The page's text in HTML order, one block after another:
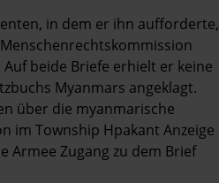
in dem er ihn aufforderte,
beide Briefe erhielt er keine
Myanmars angeklagt.
über die myanmarische
im Township Hpakant Anzeige
Armee Zugang zu dem Brief